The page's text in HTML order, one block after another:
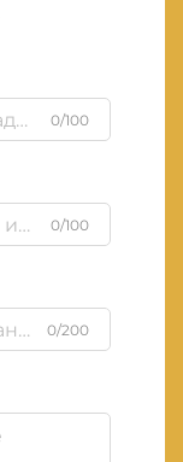
0/100
0/100
0/200